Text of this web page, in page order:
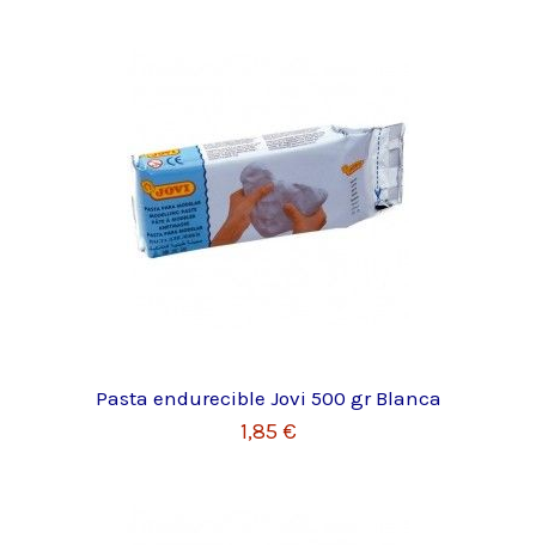
Pasta endurecible Jovi 500 gr Blanca
1,85 €